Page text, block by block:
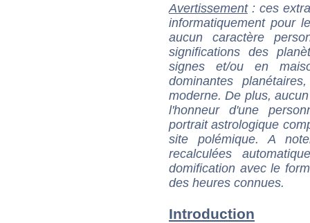
Avertissement: ces
informatiquement pour
aucun caractère
significations des
signes et/ou en
dominantes
moderne. De plus,
l'honneur d'une
portrait astrologique
site polémique. A
recalculées
domification avec le
des heures connues.
Introduction